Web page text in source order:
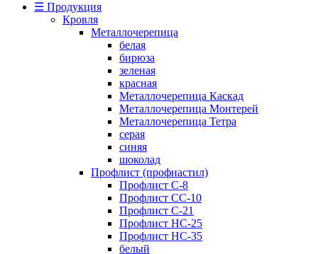
☰ Продукция
Кровля
Металлочерепица
белая
бирюза
зеленая
красная
Металлочерепица Каскад
Металлочерепица Монтерей
Металлочерепица Тетра
серая
синяя
шоколад
Профлист (профнастил)
Профлист С-8
Профлист СС-10
Профлист C-21
Профлист НС-25
Профлист НС-35
белый